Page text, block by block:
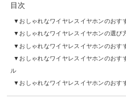
目次
おしゃれなワイヤレスイヤホンのおす
おしゃれなワイヤレスイヤホンの選び
おしゃれなワイヤレスイヤホンのおす
おしゃれなワイヤレスイヤホンのおす
ル
おしゃれなワイヤレスイヤホンのおす